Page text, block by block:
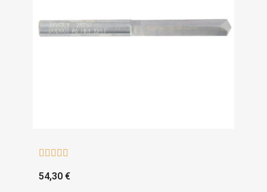
    
54,30 €